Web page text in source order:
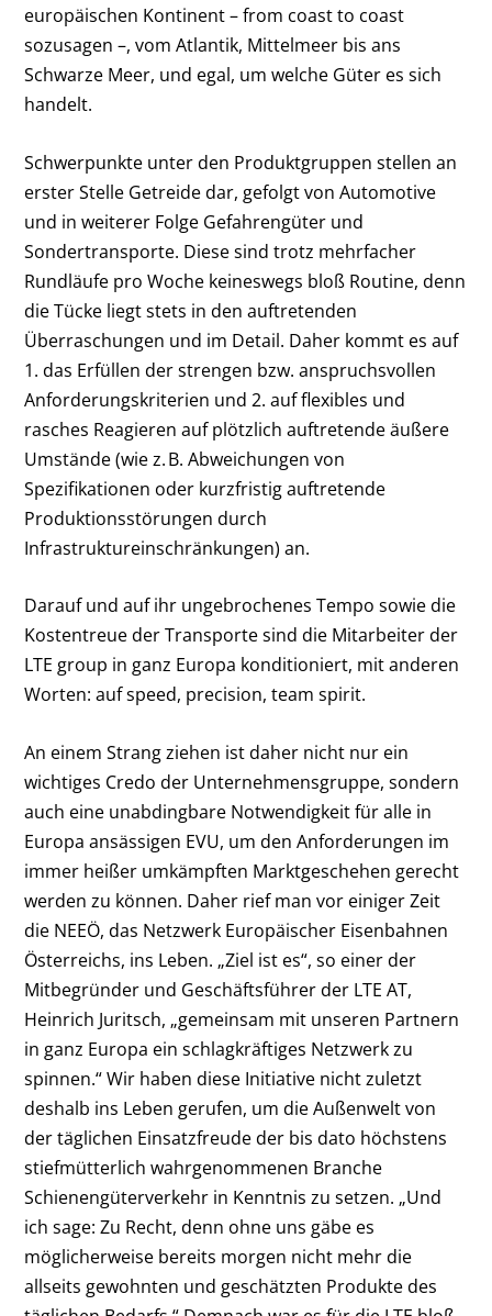
europäischen Kontinent – from coast to coast
sozusagen –, vom Atlantik, Mittelmeer bis ans
Schwarze Meer, und egal, um welche Güter es sich
handelt.
Schwerpunkte unter den Produktgruppen stellen an
erster Stelle Getreide dar, gefolgt von Automotive
und in weiterer Folge Gefahrengüter und
Sondertransporte. Diese sind trotz mehrfacher
Rundläufe pro Woche keineswegs bloß Routine, denn
die Tücke liegt stets in den auftretenden
Überraschungen und im Detail. Daher kommt es auf
1. das Erfüllen der strengen bzw. anspruchsvollen
Anforderungskriterien und 2. auf flexibles und
rasches Reagieren auf plötzlich auftretende äußere
Umstände (wie z. B. Abweichungen von
Spezifikationen oder kurzfristig auftretende
Produktionsstörungen durch
Infrastruktureinschränkungen) an.
Darauf und auf ihr ungebrochenes Tempo sowie die
Kostentreue der Transporte sind die Mitarbeiter der
LTE group in ganz Europa konditioniert, mit anderen
Worten: auf speed, precision, team spirit.
An einem Strang ziehen ist daher nicht nur ein
wichtiges Credo der Unternehmensgruppe, sondern
auch eine unabdingbare Notwendigkeit für alle in
Europa ansässigen EVU, um den Anforderungen im
immer heißer umkämpften Marktgeschehen gerecht
werden zu können. Daher rief man vor einiger Zeit
die NEEÖ, das Netzwerk Europäischer Eisenbahnen
Österreichs, ins Leben. „Ziel ist es“, so einer der
Mitbegründer und Geschäftsführer der LTE AT,
Heinrich Juritsch, „gemeinsam mit unseren Partnern
in ganz Europa ein schlagkräftiges Netzwerk zu
spinnen.“ Wir haben diese Initiative nicht zuletzt
deshalb ins Leben gerufen, um die Außenwelt von
der täglichen Einsatzfreude der bis dato höchstens
stiefmütterlich wahrgenommenen Branche
Schienengüterverkehr in Kenntnis zu setzen. „Und
ich sage: Zu Recht, denn ohne uns gäbe es
möglicherweise bereits morgen nicht mehr die
allseits gewohnten und geschätzten Produkte des